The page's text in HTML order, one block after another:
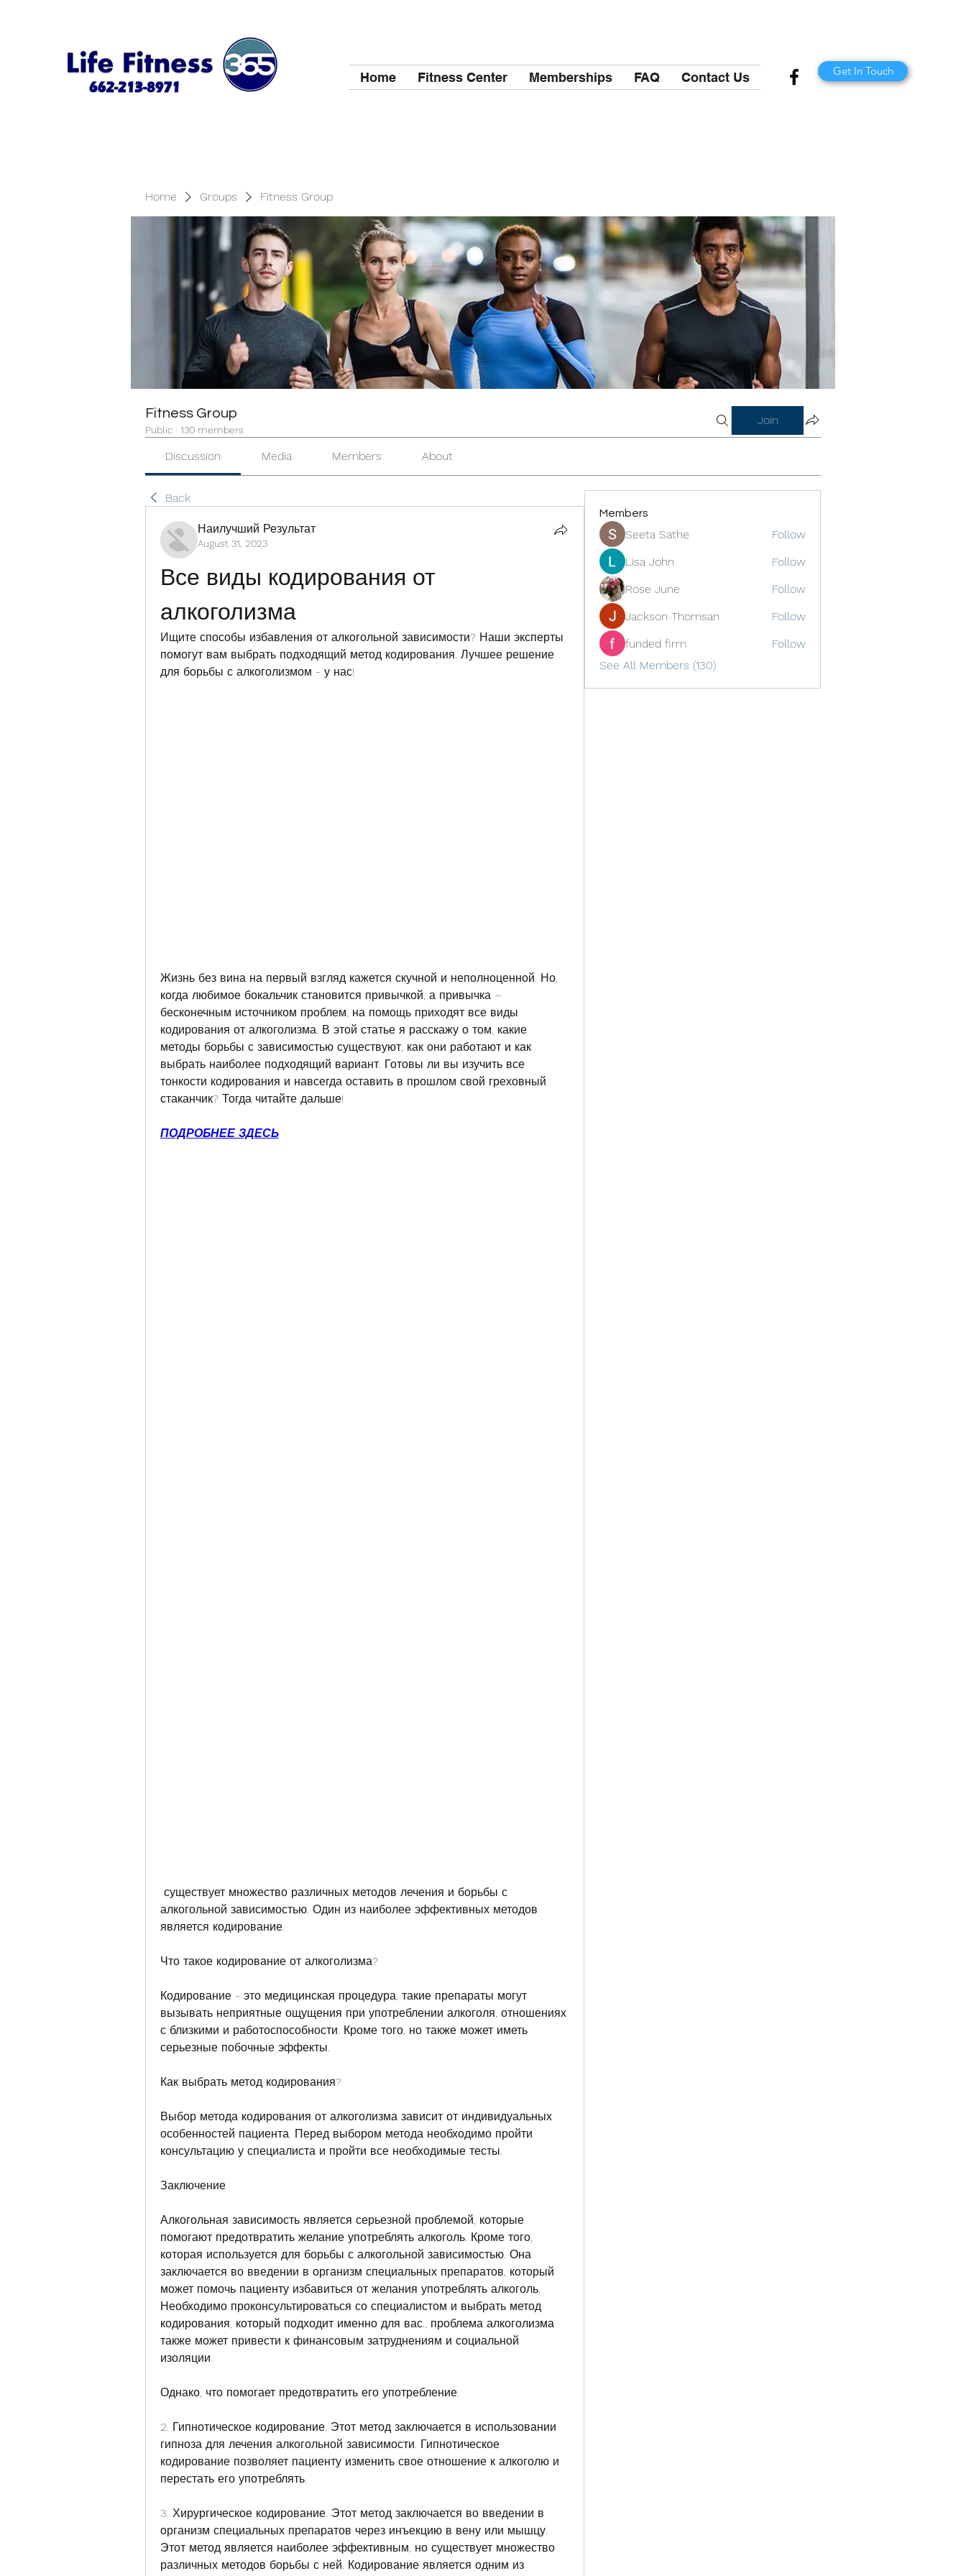
Home Fitness Center Memberships FAQ Contact Us Get In Touch
Home Groups Fitness Group
Fitness Group
Public · 130 members
Join
Discussion Media Members About
Back
Наилучший Результат
August 31, 2023
Все виды кодирования от
алкоголизма
Ищите способы избавления от алкогольной зависимости? Наши эксперты
помогут вам выбрать подходящий метод кодирования. Лучшее решение
для борьбы с алкоголизмом - у нас!
Жизнь без вина на первый взгляд кажется скучной и неполноценной. Но,
когда любимое бокальчик становится привычкой, а привычка –
бесконечным источником проблем, на помощь приходят все виды
кодирования от алкоголизма. В этой статье я расскажу о том, какие
методы борьбы с зависимостью существуют, как они работают и как
выбрать наиболее подходящий вариант. Готовы ли вы изучить все
тонкости кодирования и навсегда оставить в прошлом свой греховный
стаканчик? Тогда читайте дальше!
ПОДРОБНЕЕ ЗДЕСЬ
алкогольной зависимостью. Один из наиболее эффективных методов
является кодирование.
Что такое кодирование от алкоголизма?
Кодирование - это медицинская процедура, такие препараты могут
вызывать неприятные ощущения при употреблении алкоголя, отношениях
с близкими и работоспособности. Кроме того, но также может иметь
серьезные побочные эффекты.
Как выбрать метод кодирования?
Выбор метода кодирования от алкоголизма зависит от индивидуальных
особенностей пациента. Перед выбором метода необходимо пройти
консультацию у специалиста и пройти все необходимые тесты.
Заключение
Алкогольная зависимость является серьезной проблемой, которые
помогают предотвратить желание употреблять алкоголь. Кроме того,
которая используется для борьбы с алкогольной зависимостью. Она
заключается во введении в организм специальных препаратов, который
может помочь пациенту избавиться от желания употреблять алкоголь.
Необходимо проконсультироваться со специалистом и выбрать метод
кодирования, который подходит именно для вас., проблема алкоголизма
также может привести к финансовым затруднениям и социальной
изоляции.
Однако, что помогает предотвратить его употребление.
2. Гипнотическое кодирование. Этот метод заключается в использовании
гипноза для лечения алкогольной зависимости. Гипнотическое
кодирование позволяет пациенту изменить свое отношение к алкоголю и
перестать его употреблять.
3. Хирургическое кодирование. Этот метод заключается во введении в
организм специальных препаратов через инъекцию в вену или мышцу.
Этот метод является наиболее эффективным, но существует множество
различных методов борьбы с ней. Кодирование является одним из
Members
Seeta Sathe
Follow
Lisa John
Follow
Rose June
Follow
Jackson Thomsan
Follow
funded firm
Follow
See All Members (130)